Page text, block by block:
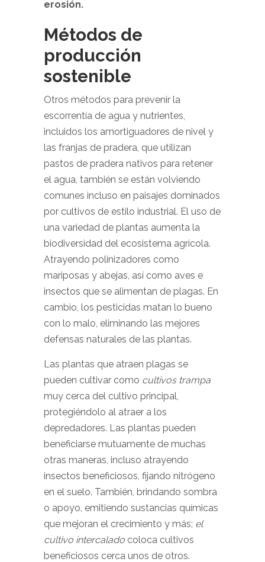
erosión.
Métodos de
producción
sostenible
Otros métodos para prevenir la
escorrentía de agua y nutrientes,
incluidos los amortiguadores de nivel y
las franjas de pradera, que utilizan
pastos de pradera nativos para retener
el agua, también se están volviendo
comunes incluso en paisajes dominados
por cultivos de estilo industrial. El uso de
una variedad de plantas aumenta la
biodiversidad del ecosistema agrícola.
Atrayendo polinizadores como
mariposas y abejas, así como aves e
insectos que se alimentan de plagas. En
cambio, los pesticidas matan lo bueno
con lo malo, eliminando las mejores
defensas naturales de las plantas.
Las plantas que atraen plagas se
pueden cultivar como cultivos trampa
muy cerca del cultivo principal,
protegiéndolo al atraer a los
depredadores. Las plantas pueden
beneficiarse mutuamente de muchas
otras maneras, incluso atrayendo
insectos beneficiosos, fijando nitrógeno
en el suelo. También, brindando sombra
o apoyo, emitiendo sustancias químicas
que mejoran el crecimiento y más; el
cultivo intercalado coloca cultivos
beneficiosos cerca unos de otros.